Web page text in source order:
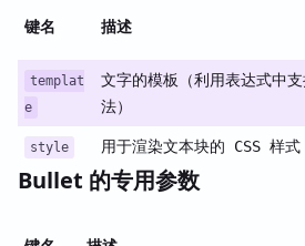
键名 描述
templat
e
文字的模板（利用表达式中
法）
style 用于渲染文本块的 CSS 样式
Bullet 的专用参数